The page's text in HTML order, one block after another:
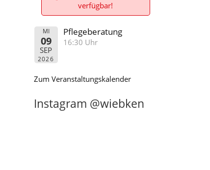
verfügbar!
MI
09
SEP
2026
Pflegeberatung
16:30 Uhr
Zum Veranstaltungskalender
Instagram @wiebken